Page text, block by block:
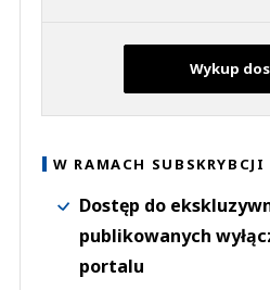
Wykup
W RAMACH
Dostęp do
publikowanych
portalu